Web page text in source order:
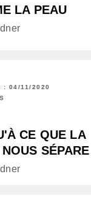
LA PEAU
: 04/11/2020
CE QUE LA
SÉPARE